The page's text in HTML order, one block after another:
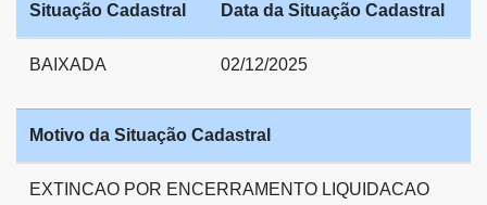
Situação Cadastral Data da Situação Cadastral
BAIXADA 02/12/2025
Motivo da Situação Cadastral
EXTINCAO POR ENCERRAMENTO LIQUIDACAO